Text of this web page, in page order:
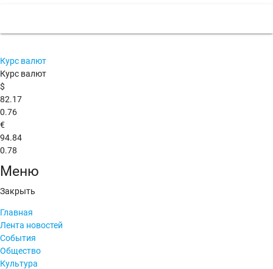
Курс валют
Курс валют
$
82.17
0.76
€
94.84
0.78
Меню
Закрыть
Главная
Лента новостей
События
Общество
Культура